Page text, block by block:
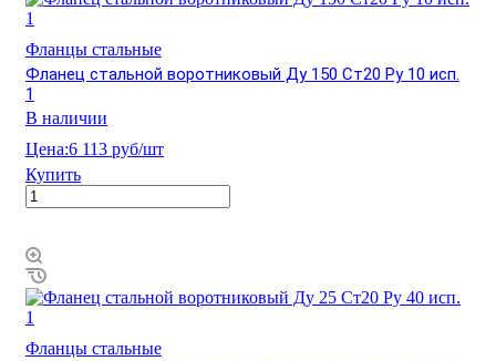
Фланцы стальные
Фланец стальной воротниковый Ду 150 Ст20 Ру 10 исп.
1
В наличии
Цена:6 113 руб/шт
Купить
Фланцы стальные